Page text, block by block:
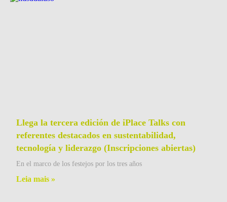
Llega la tercera edición de iPlace Talks con
referentes destacados en sustentabilidad,
tecnología y liderazgo (Inscripciones abiertas)
En el marco de los festejos por los tres años
Leia mais »